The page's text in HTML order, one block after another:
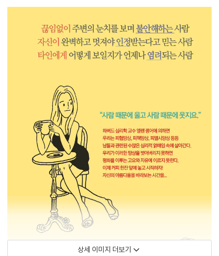
상세 이미지 더보기